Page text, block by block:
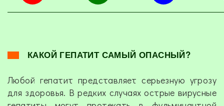
КАКОЙ ГЕПАТИТ САМЫЙ ОПАСНЫЙ?
Любой гепатит представляет серьезную угрозу
для здоровья. В редких случаях острые вирусные